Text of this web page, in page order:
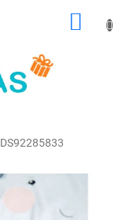
DS92285833